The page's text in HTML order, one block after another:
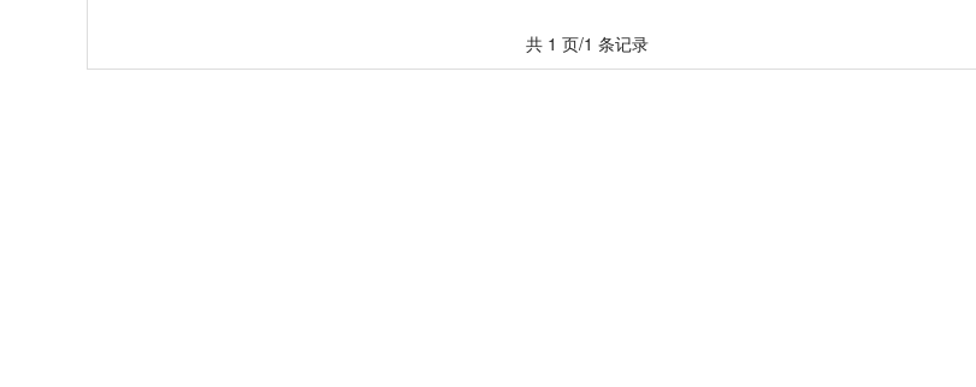
共 1 页/1 条记录